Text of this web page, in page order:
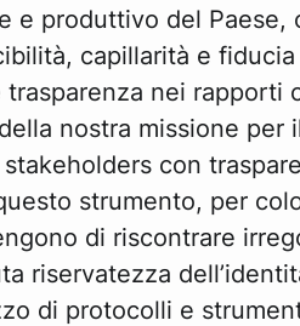
e produttivo del Paese,
capillarità e
nei rapporti
nostra missione per
con
strumento, per
di riscontrare
riservatezza
di protocolli e